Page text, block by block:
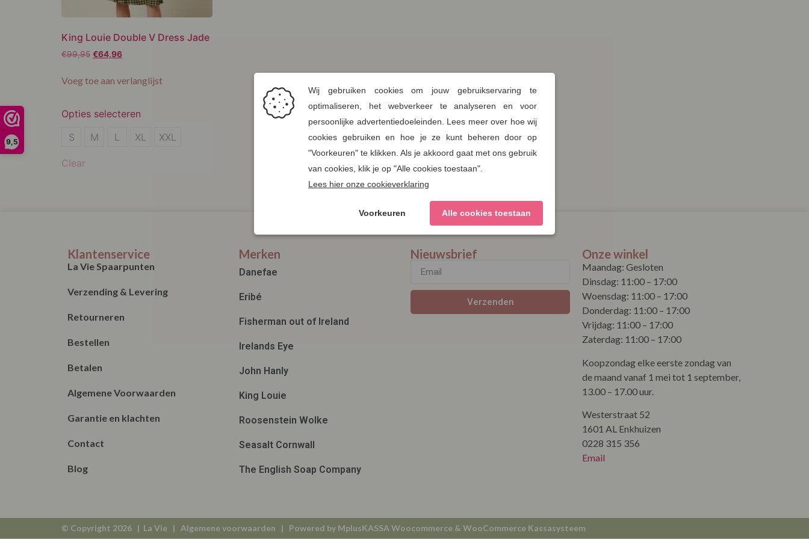
9,5
King Louie Double V Dress Jade
€99,95 €64,96
Voeg toe aan verlanglijst
Opties selecteren
S
XL
S M L XL XXL
Clear
Klantenservice
La Vie Spaarpunten
Verzending & Levering
Retourneren
Bestellen
Betalen
Algemene Voorwaarden
Garantie en klachten
Contact
Blog
Merken
Danefae
Eribé
Fisherman out of Ireland
Irelands Eye
John Hanly
King Louie
Roosenstein Wolke
Seasalt Cornwall
The English Soap Company
Nieuwsbrief
Verzenden
Onze winkel
Maandag: Gesloten
Dinsdag: 11:00 – 17:00
Woensdag: 11:00 – 17:00
Donderdag: 11:00 – 17:00
Vrijdag: 11:00 – 17:00
Zaterdag: 11:00 – 17:00
Koopzondag elke eerste zondag van
de maand vanaf 1 mei tot 1 september,
13.00 – 17.00 uur.
Westerstraat 52
1601 AL Enkhuizen
0228 315 356
Email
© Copyright 2026 | La Vie | Algemene voorwaarden | Powered by MplusKASSA Woocommerce & WooCommerce Kassasysteem